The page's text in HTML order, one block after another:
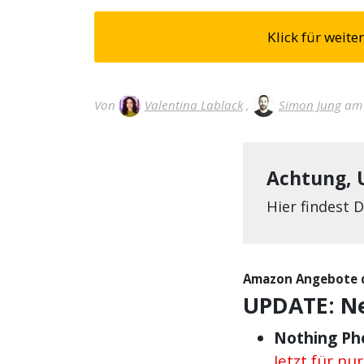
Klick für
Von Valentina Lablack, Simon Jung
Achtung,
Hier findest
Amazon Angebote
UPDATE:
Nothing